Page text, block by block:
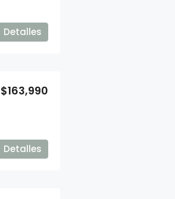
Detalles
$163,990
Detalles